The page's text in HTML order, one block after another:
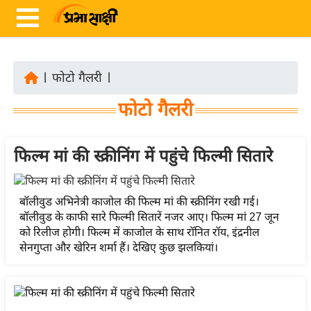
ज़ा
ब
रा
ष्ट्री
य
अं
र्रा
फोटो गैलरी
फोटो गैलरी
फिल्म मां की स्क्रीनिंग में पहुंचे फिल्मी सितारे
बॉलीवुड अभिनेत्री काजोल की फिल्म मां की स्क्रीनिंग रखी गई।
बॉलीवुड के काफी सारे फिल्मी सितारें नजर आए। फिल्म मां 27 जून
को रिलीज होगी। फिल्म में काजोल के साथ रॉनित रॉय, इंद्रनील
सेनगुप्ता और खेरिन शर्मा हैं। देखिए कुछ झलकियां।